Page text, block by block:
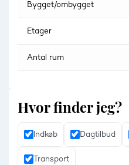
Bygget/ombygget
Etager
Antal rum
Hvor finder jeg?
Indkøb Dagtilbud
Transport